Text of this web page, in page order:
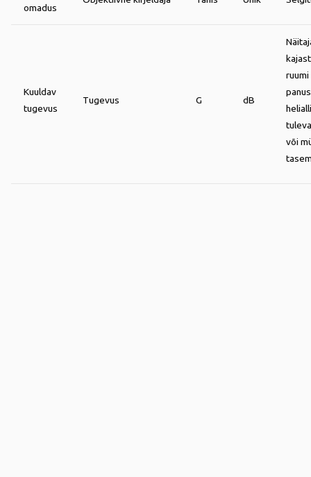
omadus
Kuuldav
tugevus
Tugevus G dB
ruumi
või